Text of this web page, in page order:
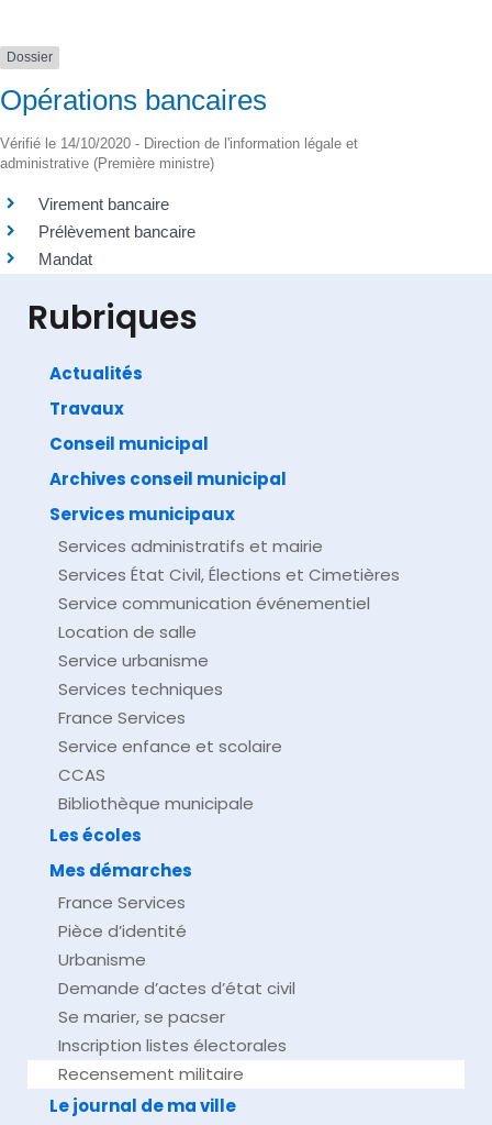
Dossier
Opérations bancaires
Vérifié le 14/10/2020 - Direction de l'information légale et
administrative (Première ministre)
Virement bancaire
Prélèvement bancaire
Mandat
Direction de l'information légale et administrative
Rubriques
Actualités
Travaux
Conseil municipal
Archives conseil municipal
Services municipaux
Services administratifs et mairie
Services État Civil, Élections et Cimetières
Service communication événementiel
Location de salle
Service urbanisme
Services techniques
France Services
Service enfance et scolaire
CCAS
Bibliothèque municipale
Les écoles
Mes démarches
France Services
Pièce d’identité
Urbanisme
Demande d’actes d’état civil
Se marier, se pacser
Inscription listes électorales
Recensement militaire
Le journal de ma ville